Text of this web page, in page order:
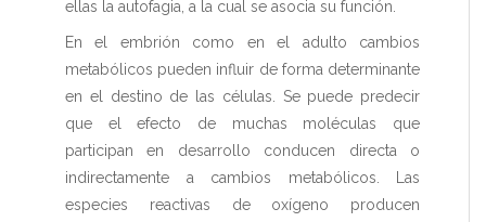
ellas la autofagia, a la cual se asocia su función.
En el embrión como en el adulto cambios
metabólicos pueden influir de forma determinante
en el destino de las células. Se puede predecir
que el efecto de muchas moléculas que
participan en desarrollo conducen directa o
indirectamente a cambios metabólicos. Las
especies reactivas de oxígeno producen